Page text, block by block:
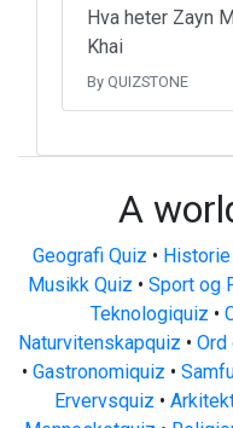
Hva heter Zayn
Khai
By QUIZSTONE
A
Geografi Quiz •
Musikk Quiz • Sport og
Teknologiquiz •
Naturvitenskapquiz • Ord
• Gastronomiquiz •
Ervervsquiz •